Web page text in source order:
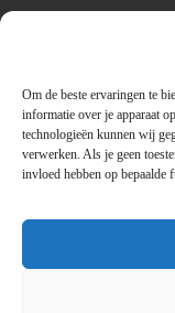
Om de beste ervaringen te
informatie over je apparaat
technologieën kunnen wij
verwerken. Als je geen
invloed hebben op bepaalde